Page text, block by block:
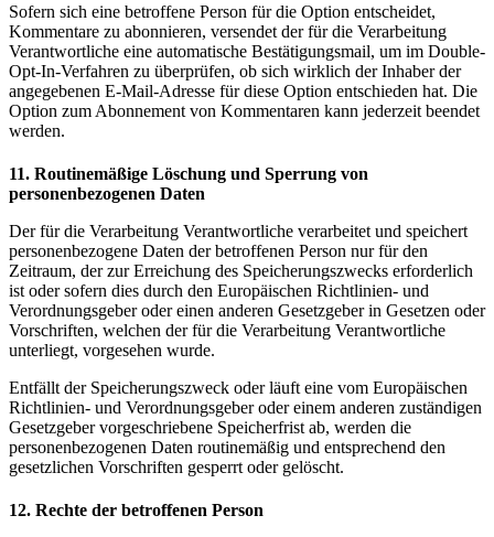
Sofern sich eine betroffene Person für die Option entscheidet,
Kommentare zu abonnieren, versendet der für die Verarbeitung
Verantwortliche eine automatische Bestätigungsmail, um im Double-
Opt-In-Verfahren zu überprüfen, ob sich wirklich der Inhaber der
angegebenen E-Mail-Adresse für diese Option entschieden hat. Die
Option zum Abonnement von Kommentaren kann jederzeit beendet
werden.
11. Routinemäßige Löschung und Sperrung von
personenbezogenen Daten
Der für die Verarbeitung Verantwortliche verarbeitet und speichert
personenbezogene Daten der betroffenen Person nur für den
Zeitraum, der zur Erreichung des Speicherungszwecks erforderlich
ist oder sofern dies durch den Europäischen Richtlinien- und
Verordnungsgeber oder einen anderen Gesetzgeber in Gesetzen oder
Vorschriften, welchen der für die Verarbeitung Verantwortliche
unterliegt, vorgesehen wurde.
Entfällt der Speicherungszweck oder läuft eine vom Europäischen
Richtlinien- und Verordnungsgeber oder einem anderen zuständigen
Gesetzgeber vorgeschriebene Speicherfrist ab, werden die
personenbezogenen Daten routinemäßig und entsprechend den
gesetzlichen Vorschriften gesperrt oder gelöscht.
12. Rechte der betroffenen Person